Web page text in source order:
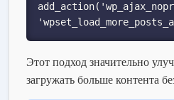
Этот подход значительно
загружать больше контента